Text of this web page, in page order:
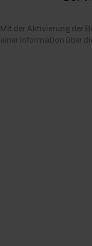
Mit der Aktivierung der
einer Information über